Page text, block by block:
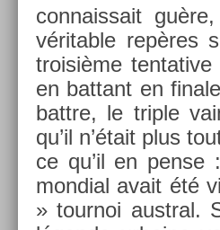
con­nais­sait
vérit­able repères
troisiè­me
en bat­tant en
battre, le tri­ple
qu’il n’était plus
ce qu’il en
mon­di­al avait été
» tour­noi austr­al.